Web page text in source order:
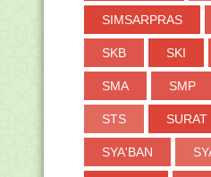
SIMSARPRAS
SKB SKI
SMA SMP
STS SURAT
SYA'BAN